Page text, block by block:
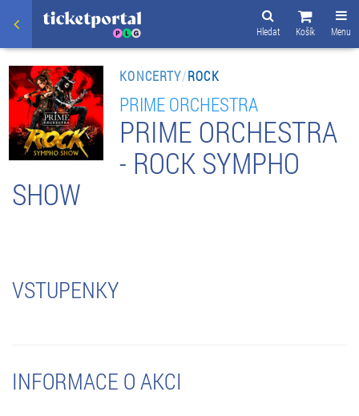
Menu
Košík
Hledat
KONCERTY/ROCK
PRIME ORCHESTRA
PRIME ORCHESTRA
- ROCK SYMPHO
SHOW
VSTUPENKY
INFORMACE O AKCI